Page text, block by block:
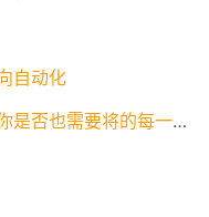
自动化
将的每一匹面料搭上iot的列车